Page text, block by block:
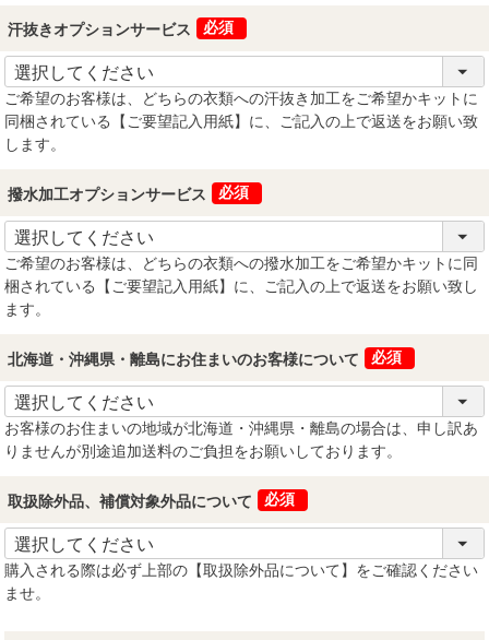
汗抜きオプションサービス
ご希望のお客様は、どちらの衣類への汗抜き加工をご希望かキットに
同梱されている【ご要望記入用紙】に、ご記入の上で返送をお願い致
します。
撥水加工オプションサービス
ご希望のお客様は、どちらの衣類への撥水加工をご希望かキットに同
梱されている【ご要望記入用紙】に、ご記入の上で返送をお願い致し
ます。
北海道・沖縄県・離島にお住まいのお客様について
お客様のお住まいの地域が北海道・沖縄県・離島の場合は、申し訳あ
りませんが別途追加送料のご負担をお願いしております。
取扱除外品、補償対象外品について
購入される際は必ず上部の【取扱除外品について】をご確認ください
ませ。